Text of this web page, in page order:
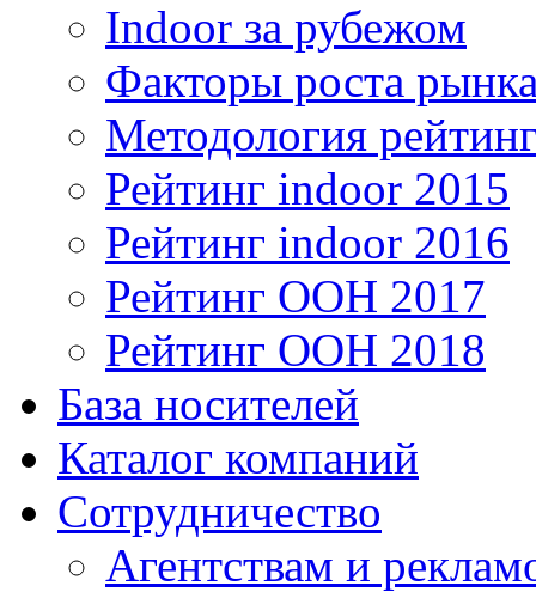
Indoor за рубежом
Факторы роста
Методология
Рейтинг indoor 2015
Рейтинг indoor 2016
Рейтинг OOH 2017
Рейтинг OOH 2018
База носителей
Каталог компаний
Сотрудничество
Агентствам и